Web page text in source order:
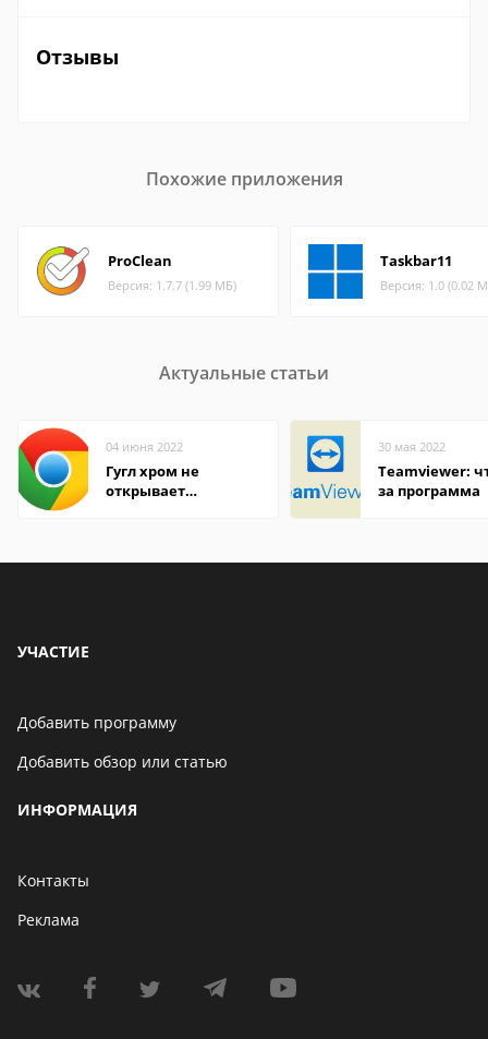
Отзывы
Похожие приложения
ProClean
Версия: 1.7.7 (1.99 МБ)
Taskbar11
Версия: 1.0 (0.02
Актуальные статьи
04 июня 2022
Гугл хром не
открывает
30 мая 2022
Teamviewer:
за программа
УЧАСТИЕ
Добавить программу
Добавить обзор или статью
ИНФОРМАЦИЯ
Контакты
Реклама